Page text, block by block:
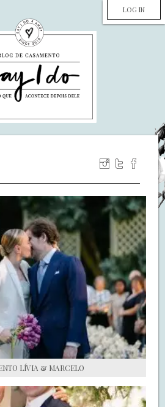
LOG IN
YOU MARRY ME?
LUA DE MEL
COZINHA
DECORAÇÃO
PRA NOIVA
S.O.S CASADAS
COM O SAY I DO
LÍVIA & MARCELO